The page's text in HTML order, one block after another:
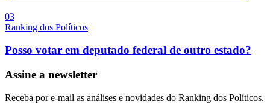
03
Ranking dos Políticos
Posso votar em deputado federal de outro estado?
Assine a newsletter
Receba por e-mail as análises e novidades do Ranking dos Políticos.